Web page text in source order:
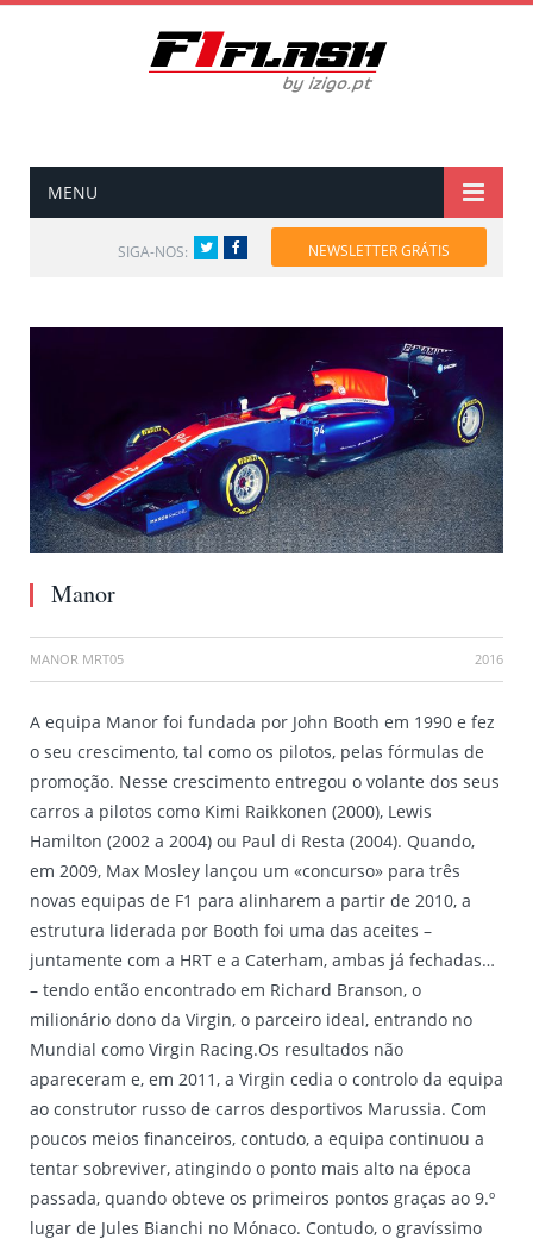
MENU
SIGA-NOS: TwitterFacebook NEWSLETTER GRÁTIS
Manor
MANOR MRT05 2016
A equipa Manor foi fundada por John Booth em 1990 e fez
o seu crescimento, tal como os pilotos, pelas fórmulas de
promoção. Nesse crescimento entregou o volante dos seus
carros a pilotos como Kimi Raikkonen (2000), Lewis
Hamilton (2002 a 2004) ou Paul di Resta (2004). Quando,
em 2009, Max Mosley lançou um «concurso» para três
novas equipas de F1 para alinharem a partir de 2010, a
estrutura liderada por Booth foi uma das aceites –
juntamente com a HRT e a Caterham, ambas já fechadas…
– tendo então encontrado em Richard Branson, o
milionário dono da Virgin, o parceiro ideal, entrando no
Mundial como Virgin Racing.Os resultados não
apareceram e, em 2011, a Virgin cedia o controlo da equipa
ao construtor russo de carros desportivos Marussia. Com
poucos meios financeiros, contudo, a equipa continuou a
tentar sobreviver, atingindo o ponto mais alto na época
passada, quando obteve os primeiros pontos graças ao 9.º
lugar de Jules Bianchi no Mónaco. Contudo, o gravíssimo